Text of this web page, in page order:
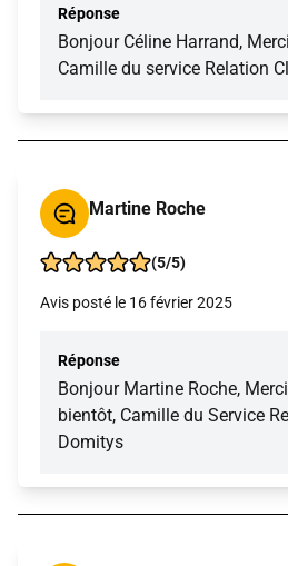
Réponse
Bonjour Céline Harrand,
Camille du service Relation
Martine Roche
(5/5)
Avis posté le 16 février 2025
Réponse
Bonjour Martine Roche,
bientôt, Camille du Service
Domitys